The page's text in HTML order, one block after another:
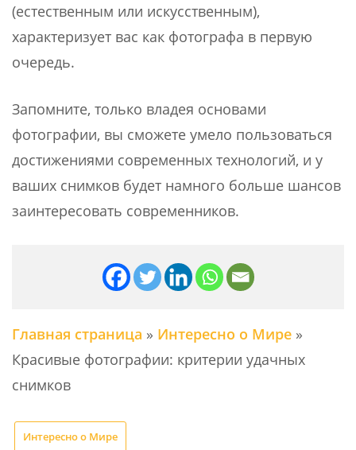
(естественным или искусственным),
характеризует вас как фотографа в первую
очередь.
Запомните, только владея основами
фотографии, вы сможете умело пользоваться
достижениями современных технологий, и у
ваших снимков будет намного больше шансов
заинтересовать современников.
Главная страница » Интересно о Мире »
Красивые фотографии: критерии удачных
снимков
Интересно о Мире